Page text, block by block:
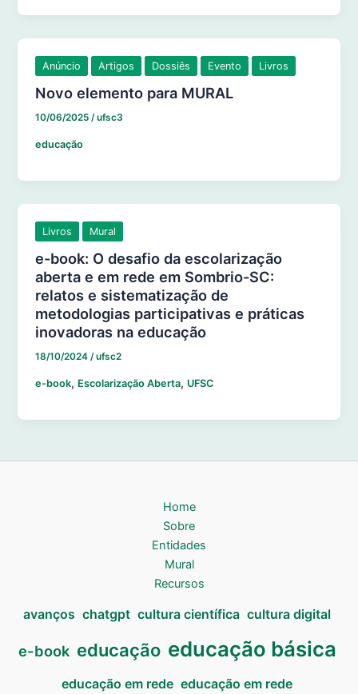
Anúncio Artigos Dossiês Evento Livros
Novo elemento para MURAL
10/06/2025/ufsc3
educação
Livros Mural
e-book: O desafio da escolarização
aberta e em rede em Sombrio-SC:
relatos e sistematização de
metodologias participativas e práticas
inovadoras na educação
18/10/2024/ufsc2
e-book, Escolarização Aberta, UFSC
Home
Sobre
Entidades
Mural
Recursos
avanços chatgpt cultura científica cultura digital
e-book educação educação básica
educação em rede educação em rede